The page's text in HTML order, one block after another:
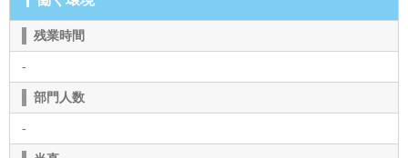
残業時間
-
部門人数
-